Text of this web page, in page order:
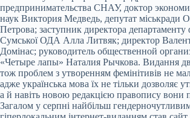
предпринимательства СНАУ, доктор
наук Виктория Медведь, депутат міськради
Петрова; заступник директора департаменту
Сумської ОДА Алла Литвяк; директор
Домінас; руководитель общественной
«Четыре лапы» Наталия Рычкова. Видання
тож проблем з утворенням фемінітивів не
адже українська мова їх не тільки дозволяє
а й навіть новою редакцією правопису вони
Загалом у серпні найбільш